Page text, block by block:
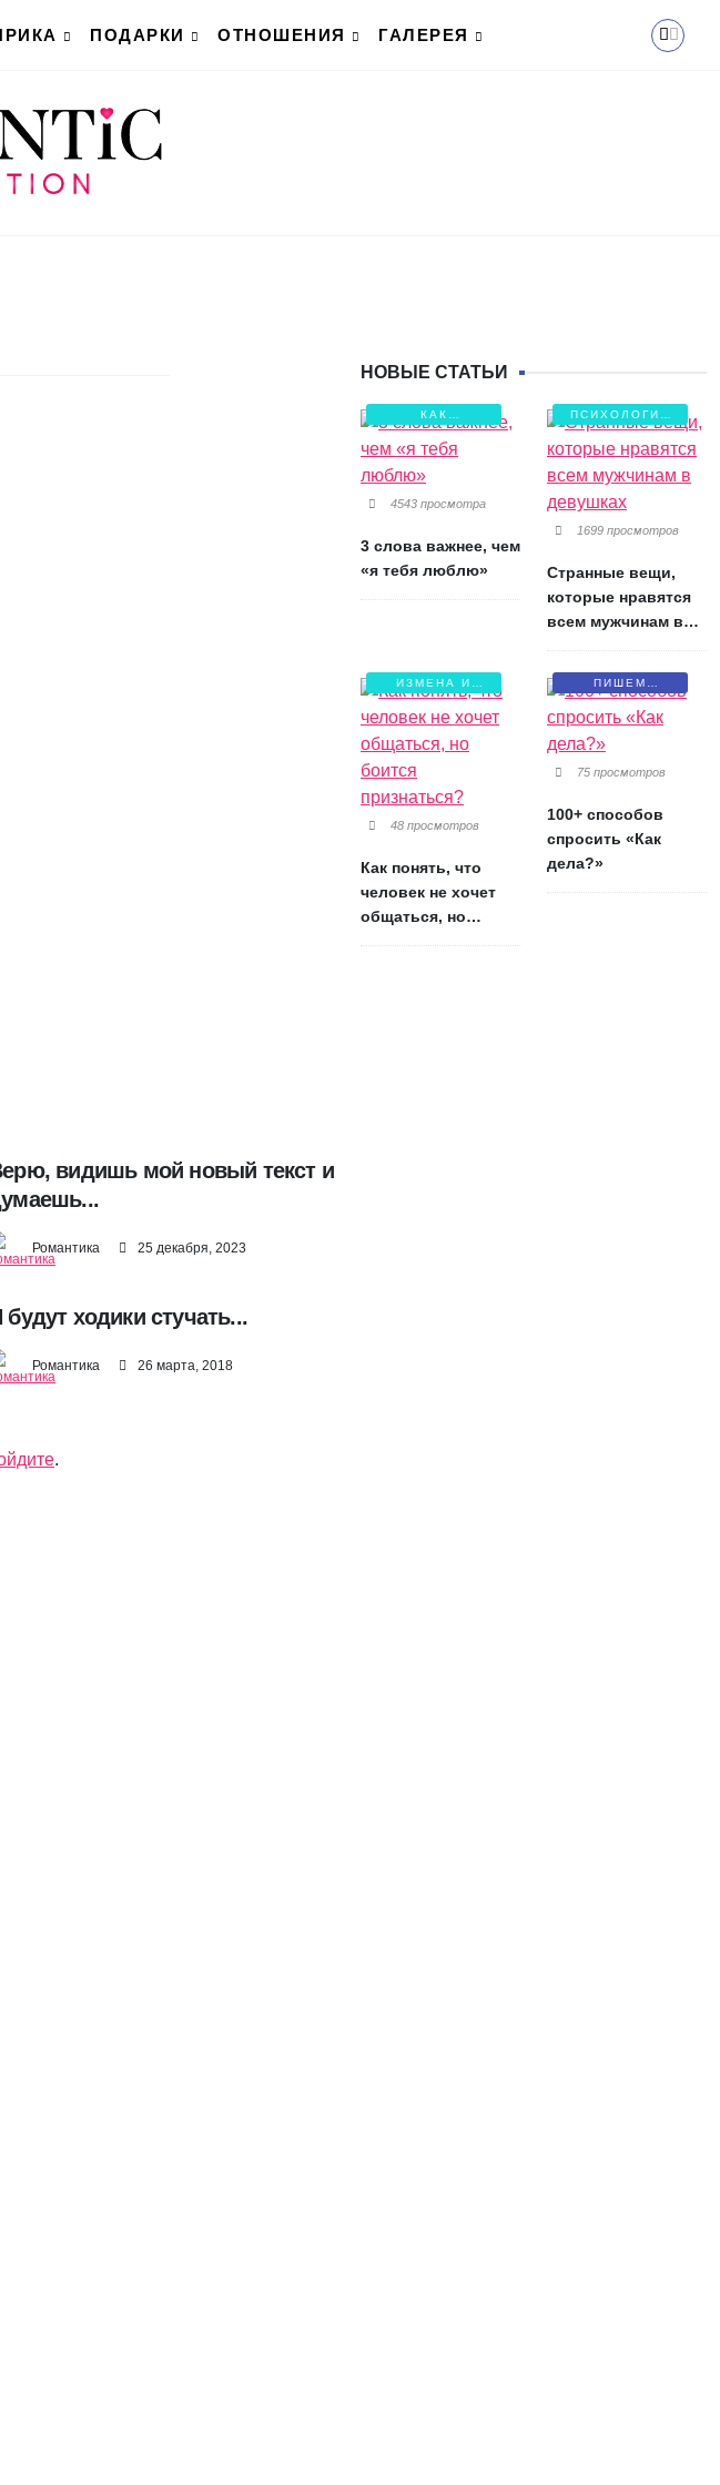
ПОДАРКИ ОТНОШЕНИЯ ГАЛЕРЕЯ
видишь мой новый текст и
Романтика 25 декабря, 2023
будут ходики стучать...
Романтика 26 марта, 2018
.
НОВЫЕ СТАТЬИ
КАК
СОХРАНИТЬ
ЛЮБОВЬ?
4543 просмотра
3 слова важнее, чем
«я тебя люблю»
ПСИХОЛОГИЯ
ЛЮБВИ
1699 просмотров
Странные вещи,
которые нравятся
всем мужчинам в
ИЗМЕНА И
БОЛЬ
48 просмотров
Как понять, что
человек не хочет
общаться, но
ПИШЕМ
ПИСЬМА
75 просмотров
100+ способов
спросить «Как
дела?»